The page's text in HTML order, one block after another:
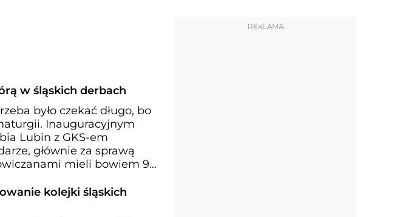
w śląskich derbach
było czekać długo, bo
Inauguracyjnym
Lubin z GKS-em
głównie za sprawą
mieli bowiem 9
kolejki śląskich
REKLAMA